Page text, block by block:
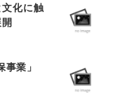
化に触
業」